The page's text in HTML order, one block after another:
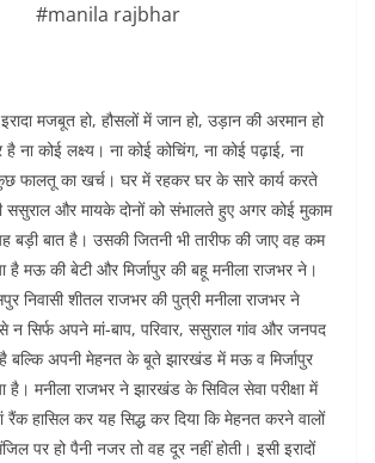
#manila rajbhar
मजबूत हो, हौसलों में जान हो, उड़ान की अरमान हो
ना कोई लक्ष्य। ना कोई कोचिंग, ना कोई पढ़ाई, ना
फालतू का खर्च। घर में रहकर घर के सारे कार्य करते
ससुराल और मायके दोनों को संभालते हुए अगर कोई मुकाम
बड़ी बात है। उसकी जितनी भी तारीफ की जाए वह कम
है मऊ की बेटी और मिर्जापुर की बहू मनीला राजभर ने।
निवासी शीतल राजभर की पुत्री मनीला राजभर ने
सिर्फ अपने मां-बाप, परिवार, ससुराल गांव और जनपद
है बल्कि अपनी मेहनत के बूते झारखंड में मऊ व मिर्जापुर
है। मनीला राजभर ने झारखंड के सिविल सेवा परीक्षा में
रैंक हासिल कर यह सिद्ध कर दिया कि मेहनत करने वालों
पर हो पैनी नजर तो वह दूर नहीं होती। इसी इरादों